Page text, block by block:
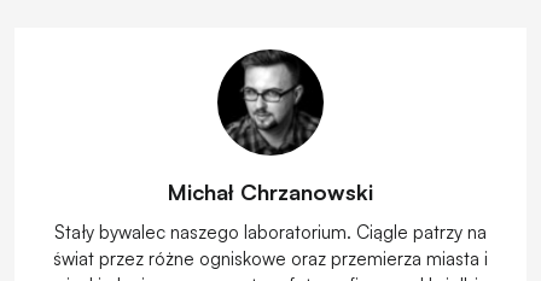
Michał Chrzanowski
Stały bywalec naszego laboratorium. Ciągle patrzy na
świat przez różne ogniskowe oraz przemierza miasta i